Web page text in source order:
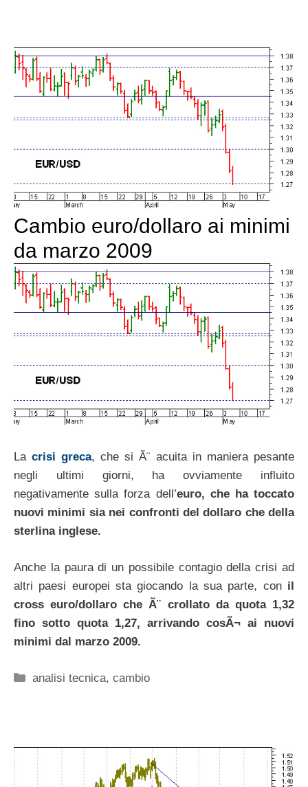
Cambio euro/dollaro ai minimi
da marzo 2009
La crisi greca, che si Ã¨ acuita in maniera pesante
negli ultimi giorni, ha ovviamente influito
negativamente sulla forza dell’euro, che ha toccato
nuovi minimi sia nei confronti del dollaro che della
sterlina inglese.
Anche la paura di un possibile contagio della crisi ad
altri paesi europei sta giocando la sua parte, con il
cross euro/dollaro che Ã¨ crollato da quota 1,32
fino sotto quota 1,27, arrivando cosÃ¬ ai nuovi
minimi dal marzo 2009.
Categorie
analisi tecnica,cambio